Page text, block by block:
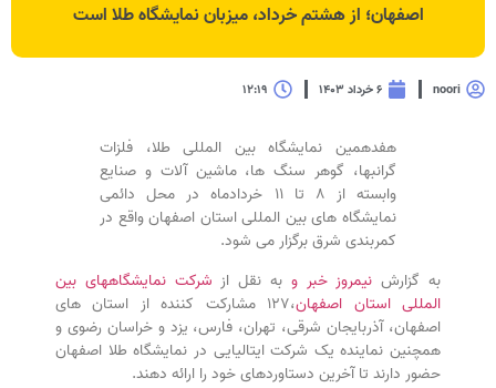
اصفهان؛ از هشتم خرداد، میزبان نمایشگاه طلا است
noori ۶ خرداد ۱۴۰۳ ۱۲:۱۹
هفدهمین نمایشگاه بین المللی طلا، فلزات
گرانبها، گوهر سنگ ها، ماشین آلات و صنایع
وابسته از ۸ تا ۱۱ خردادماه در محل دائمی
نمایشگاه های بین المللی استان اصفهان واقع در
کمربندی شرق برگزار می شود.
به گزارشنیمروز خبر و به نقل از شرکت نمایشگاههای بین
المللی استان اصفهان
،۱۲۷ مشارکت کننده از استان های
اصفهان، آذربایجان شرقی، تهران، فارس، یزد و خراسان رضوی و
همچنین نماینده یک شرکت ایتالیایی در نمایشگاه طلا اصفهان
حضور دارند تا آخرین دستاوردهای خود را ارائه دهند.